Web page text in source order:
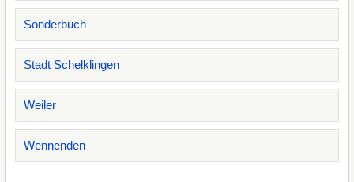
Sonderbuch
Stadt Schelklingen
Weiler
Wennenden